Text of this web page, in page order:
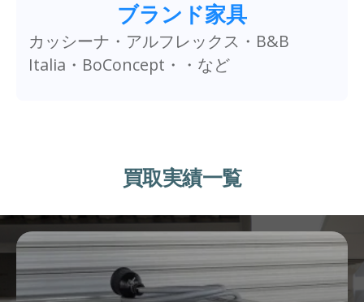
ブランド家具
カッシーナ・アルフレックス・B&B
Italia・BoConcept・・など
買取実績一覧